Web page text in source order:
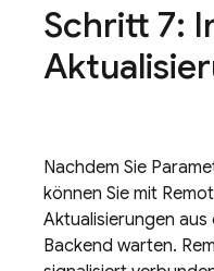
Schritt 7:
Nachdem Sie
können Sie mit
Aktualisierungen
Backend warten.